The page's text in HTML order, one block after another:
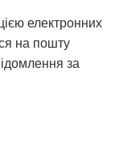
електронних
на пошту
за